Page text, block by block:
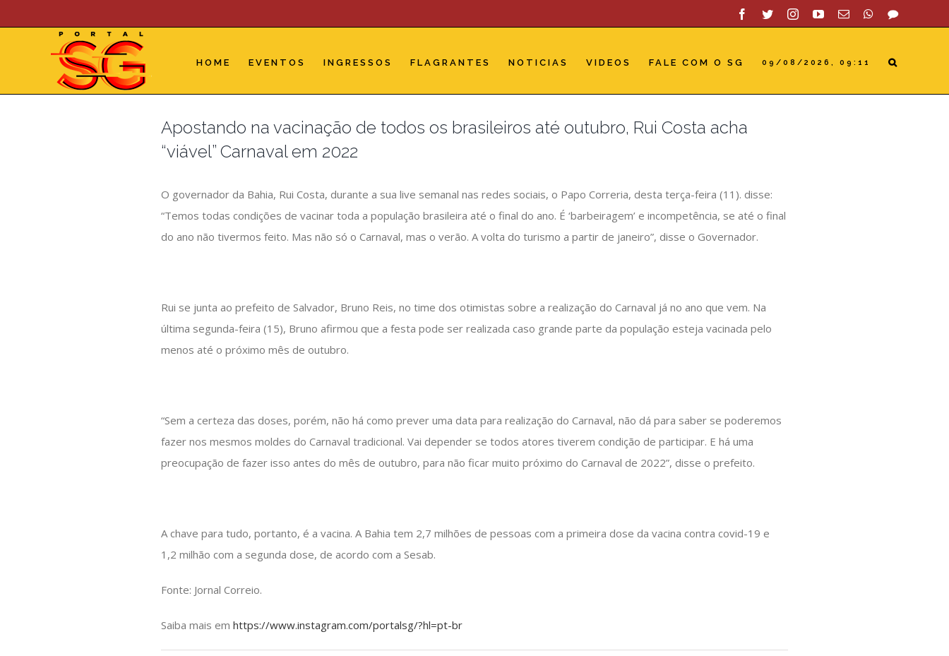
to
Facebook
TwitterInstagramYouTube
Email WhatsApp
SAC
HOME EVENTOS INGRESSOS FLAGRANTES NOTICIAS VIDEOS FALE COM O SG 09/08/2026, 09:11
Apostando na vacinação de todos os brasileiros até outubro, Rui Costa acha
“viável” Carnaval em 2022
O governador da Bahia, Rui Costa, durante a sua live semanal nas redes sociais, o Papo Correria, desta terça-feira (11). disse:
“Temos todas condições de vacinar toda a população brasileira até o final do ano. É ‘barbeiragem’ e incompetência, se até o final
do ano não tivermos feito. Mas não só o Carnaval, mas o verão. A volta do turismo a partir de janeiro”, disse o Governador.
Rui se junta ao prefeito de Salvador, Bruno Reis, no time dos otimistas sobre a realização do Carnaval já no ano que vem. Na
última segunda-feira (15), Bruno afirmou que a festa pode ser realizada caso grande parte da população esteja vacinada pelo
menos até o próximo mês de outubro.
“Sem a certeza das doses, porém, não há como prever uma data para realização do Carnaval, não dá para saber se poderemos
fazer nos mesmos moldes do Carnaval tradicional. Vai depender se todos atores tiverem condição de participar. E há uma
preocupação de fazer isso antes do mês de outubro, para não ficar muito próximo do Carnaval de 2022”, disse o prefeito.
A chave para tudo, portanto, é a vacina. A Bahia tem 2,7 milhões de pessoas com a primeira dose da vacina contra covid-19 e
1,2 milhão com a segunda dose, de acordo com a Sesab.
Fonte: Jornal Correio.
Saiba mais emhttps://www.instagram.com/portalsg/?hl=pt-br